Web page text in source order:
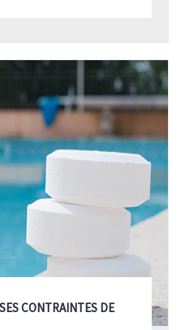
CONTRAINTES DE